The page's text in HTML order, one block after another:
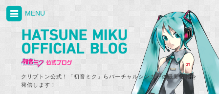
クリプトン公式！「初音ミク」らバーチャルシンガーの最新情報を
発信します！
MENU